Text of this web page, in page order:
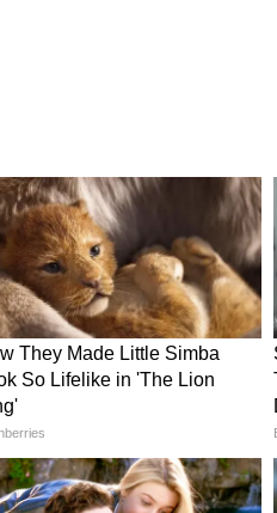
হবে সেটাও নির্দিষ্ট করে
নির্দিষ্ট করা হয়েছে।